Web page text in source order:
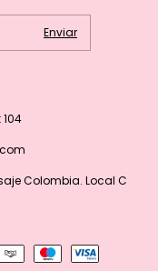
Colombia. Local C